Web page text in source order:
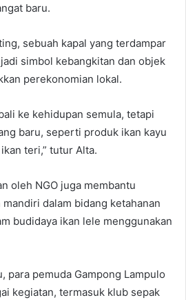
baru.
sebuah kapal yang terdampar
simbol kebangkitan dan objek
perekonomian lokal.
ke kehidupan semula, tetapi
baru, seperti produk ikan kayu
teri,” tutur Alta.
oleh NGO juga membantu
dalam bidang ketahanan
budidaya ikan lele menggunakan
para pemuda Gampong Lampulo
kegiatan, termasuk klub sepak